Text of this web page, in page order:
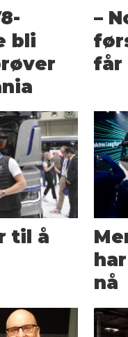
bli
–
får
til å
nå